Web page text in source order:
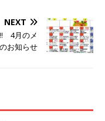
NEXT
!! 4月のメ
お知らせ